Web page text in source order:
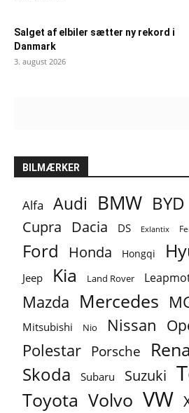
Salget af elbiler sætter ny rekord i
Danmark
3. august 2026
BILMÆRKER
Alfa Audi BMW BYD
Cupra Dacia DS Exlantix
Ford Honda Hongqi
Jeep Kia Land Rover
Mazda Mercedes
Mitsubishi Nio Nissan
Polestar Porsche
Skoda Subaru Suzuki
Toyota Volvo VW